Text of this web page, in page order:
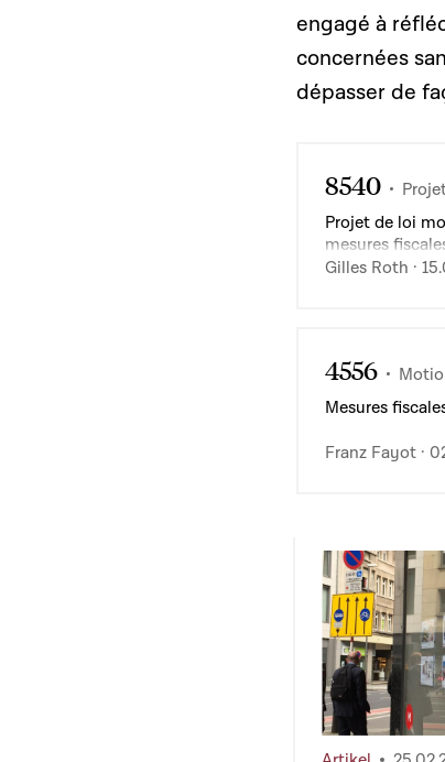
engagé à
concernées
dépasser de
8540
Projet de loi
mesures
terrains à bâtir
Gilles Roth ·
4556
Mesures
Franz Fayot ·